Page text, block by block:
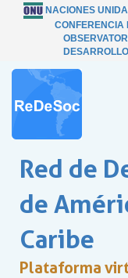
NACIONES
CONFERENCIA
Red de
de
Caribe
Plataforma